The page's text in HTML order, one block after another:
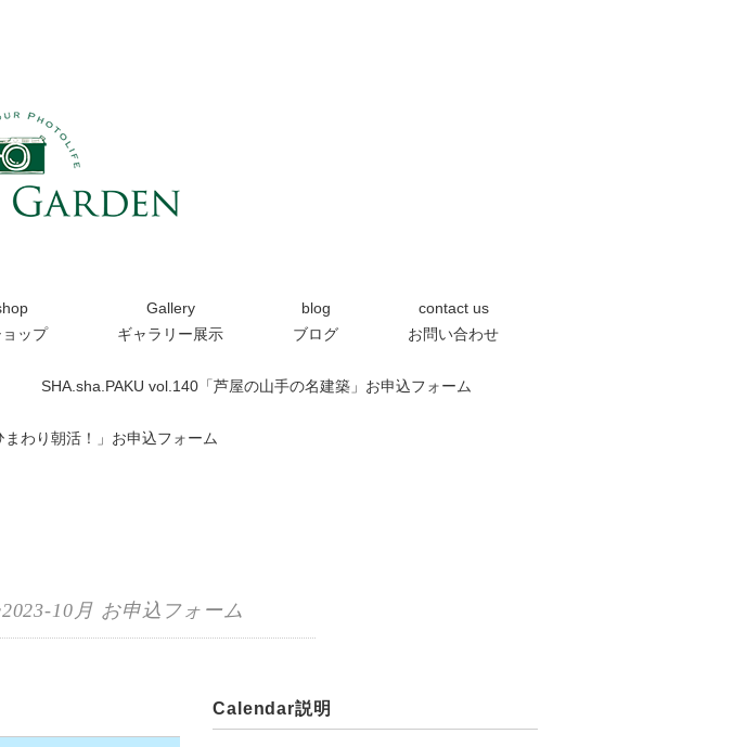
ップ
Gallery
ギャラリー展示
blog
ブログ
contact us
お問い合わせ
SHA.sha.PAKU vol.140「芦屋の山手の名建築」お申込フォーム
わり朝活！」お申込フォーム
10月 お申込フォーム
Calendar説明